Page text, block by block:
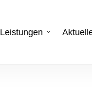
Leistungen